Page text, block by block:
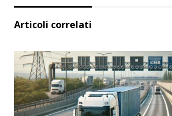
Articoli correlati